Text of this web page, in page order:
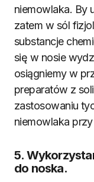
niemowlaka. By
zatem w sól
substancje
się w nosie
osiągniemy w
preparatów z
zastosowaniu
niemowlaka
5.
do noska.